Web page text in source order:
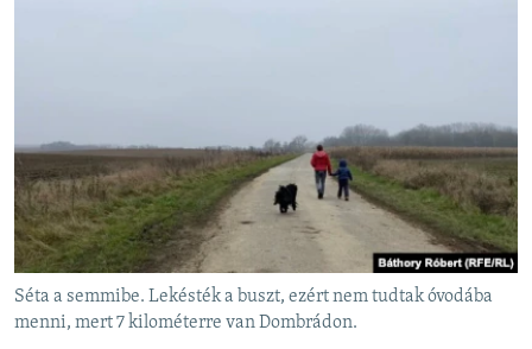
Séta a semmibe. Lekésték a buszt, ezért nem tudtak óvodába
menni, mert 7 kilométerre van Dombrádon.